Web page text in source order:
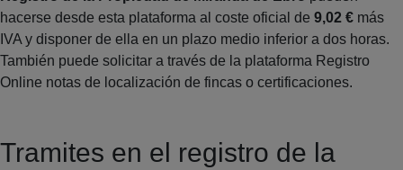
hacerse desde esta plataforma al coste oficial de 9,02 € más
IVA y disponer de ella en un plazo medio inferior a dos horas.
También puede solicitar a través de la plataforma Registro
Online notas de localización de fincas o certificaciones.
Tramites en el registro de la